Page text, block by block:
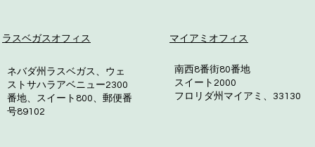
ラスベガスオフィス マイアミオフィス
ネバダ州ラスベガス、ウェ
ストサハラアベニュー2300
番地、スイート800、郵便番
号89102
南西8番街80番地
スイート2000
フロリダ州マイアミ、33130